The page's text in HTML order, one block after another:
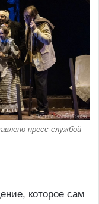
пресс-службой
которое сам